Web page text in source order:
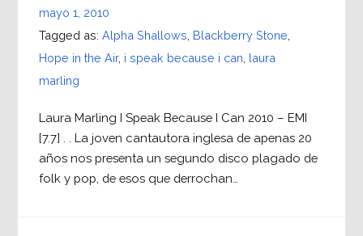
mayo 1, 2010
Tagged as: Alpha Shallows Blackberry Stone
Hope in the Air, i speak because i can laura
marling
Laura Marling I Speak Because I Can 2010 – EMI
[7.7] . . La joven cantautora inglesa de apenas 20
años nos presenta un segundo disco plagado de
folk y pop, de esos que derrochan…